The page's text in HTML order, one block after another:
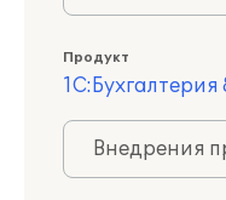
Продукт
1С:Бухгалтерия
Внедрения